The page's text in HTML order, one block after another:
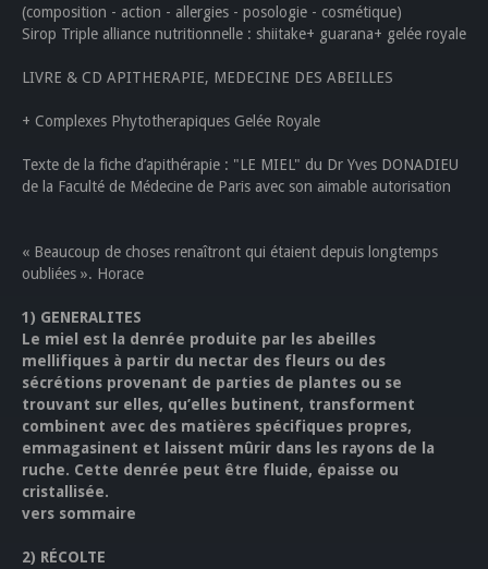
(composition - action - allergies - posologie - cosmétique)
Sirop Triple alliance nutritionnelle : shiitake+ guarana+ gelée royale
LIVRE & CD APITHERAPIE, MEDECINE DES ABEILLES
+ Complexes Phytotherapiques Gelée Royale
Texte de la fiche d’apithérapie : "LE MIEL" du Dr Yves DONADIEU
de la Faculté de Médecine de Paris avec son aimable autorisation
« Beaucoup de choses renaîtront qui étaient depuis longtemps
oubliées ». Horace
1) GENERALITES
Le miel est la denrée produite par les abeilles
mellifiques à partir du nectar des fleurs ou des
sécrétions provenant de parties de plantes ou se
trouvant sur elles, qu’elles butinent, transforment
combinent avec des matières spécifiques propres,
emmagasinent et laissent mûrir dans les rayons de la
ruche. Cette denrée peut être fluide, épaisse ou
cristallisée.
vers sommaire
2) RÉCOLTE